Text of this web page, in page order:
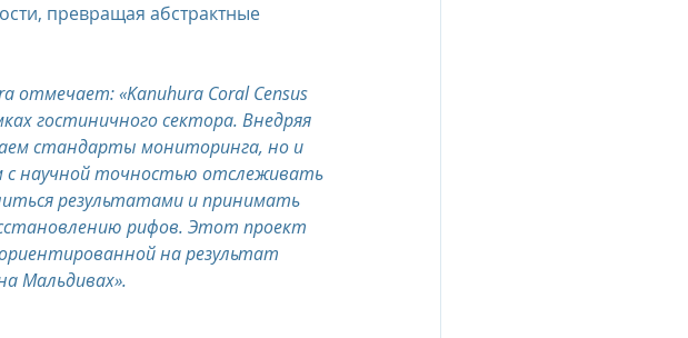
превращая абстрактные
отмечает: «Kanuhura Coral Census
гостиничного сектора. Внедряя
стандарты мониторинга, но и
с научной точностью отслеживать
результатами и принимать
рифов. Этот проект
на результат
Мальдивах».